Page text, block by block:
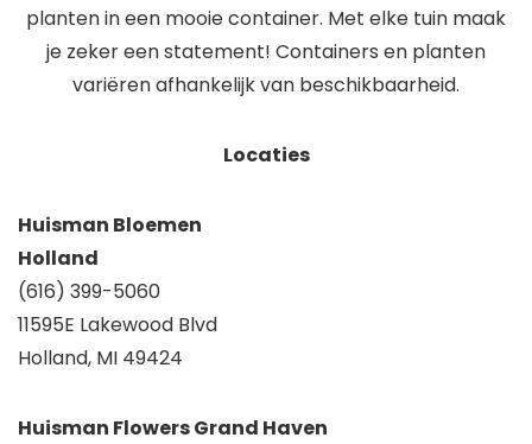
planten in een mooie container. Met elke tuin maak
je zeker een statement! Containers en planten
variëren afhankelijk van beschikbaarheid.
Locaties
Huisman Bloemen
Holland
(616) 399-5060
11595E Lakewood Blvd
Holland, MI 49424
Huisman Flowers Grand Haven